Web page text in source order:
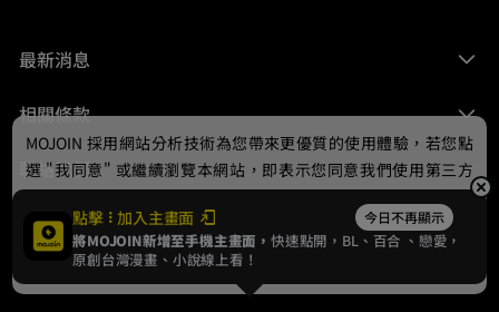
最新消息
相關條款
聯絡我們
© 2024 gamania Digital Entertainment Co., Ltd.
點擊 加入主畫面 今日不再顯示
將MOJOIN新增至手機主畫面，快速點開，BL、 百合 、戀愛，
原創台灣漫畫、小說線上看！
MOJOIN 採用網站分析技術為您帶來更優質的使用體驗，若您點
選 "我同意" 或繼續瀏覽本網站，即表示您同意我們使用第三方
Cookie，欲瞭解更多資訊請見隱私權政策。
我同意